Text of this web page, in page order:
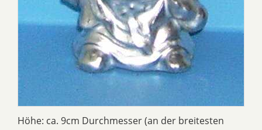
Höhe: ca. 9cm Durchmesser (an der breitesten